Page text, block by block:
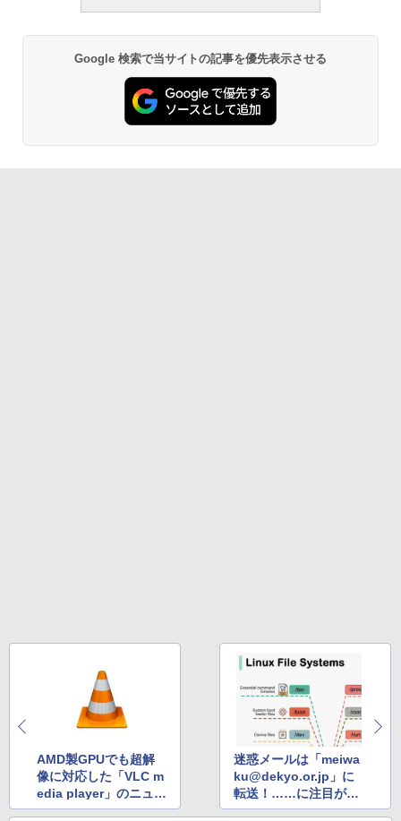
Google 検索で当サイトの記事を優先表示させる
AMD製GPUでも超解
像に対応した「VLC m
edia player」のニュー
ス記事がトップ
迷惑メールは「meiwa
ku@dekyo.or.jp」に
転送！……に注目が集
まる